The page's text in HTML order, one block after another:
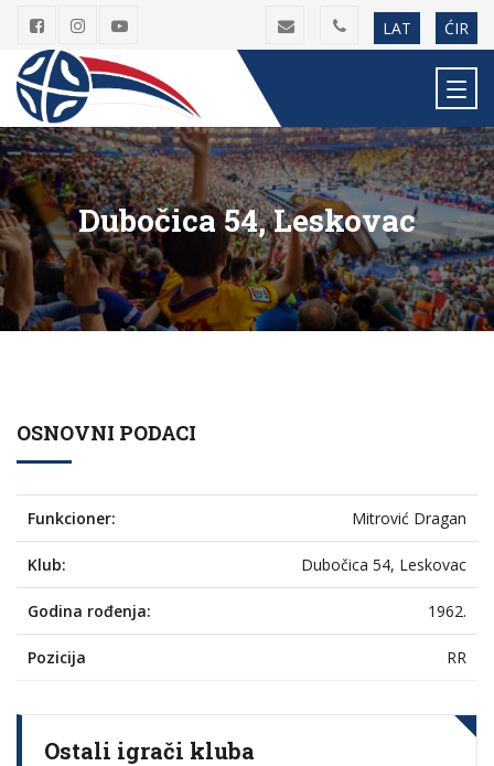
LAT ĆIR
Dubočica 54, Leskovac
OSNOVNI PODACI
Funkcioner: Mitrović Dragan
Klub: Dubočica 54, Leskovac
Godina rođenja: 1962.
Pozicija RR
Ostali igrači kluba